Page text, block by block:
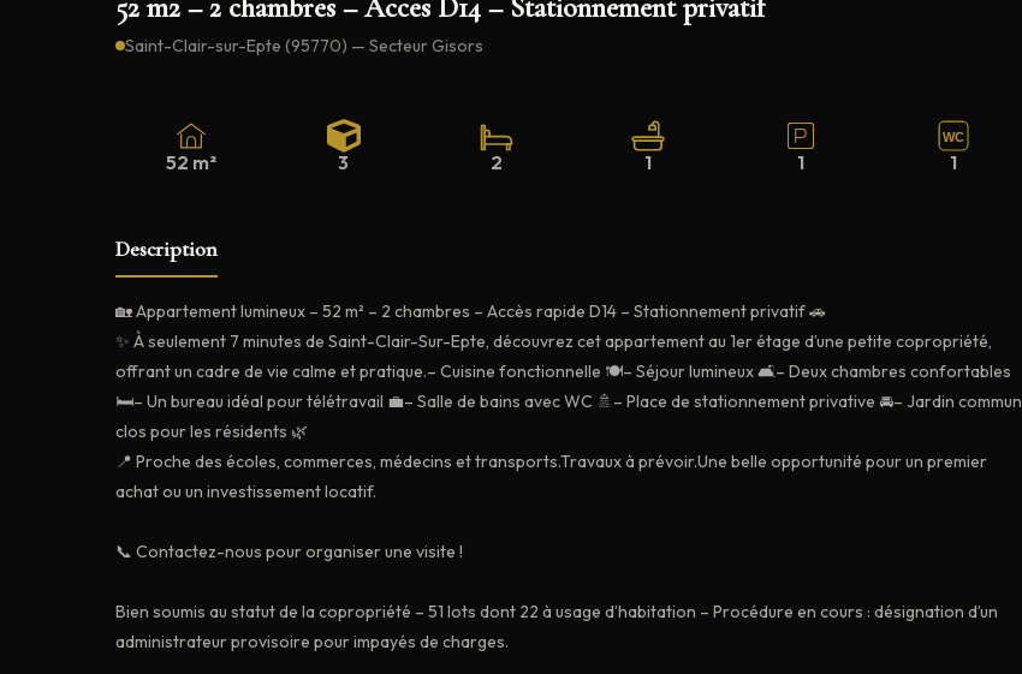
52 m2 – 2 chambres – Acces D14 – Stationnement privatif
Saint-Clair-sur-Epte (95770) — Secteur Gisors
52 m² 3 2 1 1
WC
1
Description
🏡 Appartement lumineux – 52 m² – 2 chambres – Accès rapide D14 – Stationnement privatif 🚗
✨ À seulement 7 minutes de Saint-Clair-Sur-Epte, découvrez cet appartement au 1er étage d’une petite copropriété,
offrant un cadre de vie calme et pratique.– Cuisine fonctionnelle 🍽️– Séjour lumineux 🛋️– Deux chambres confortables
🛏️– Un bureau idéal pour télétravail 💼– Salle de bains avec WC 🚿– Place de stationnement privative 🚘– Jardin commun
clos pour les résidents 🌿
📍 Proche des écoles, commerces, médecins et transports.Travaux à prévoir.Une belle opportunité pour un premier
achat ou un investissement locatif.
📞 Contactez-nous pour organiser une visite !
Bien soumis au statut de la copropriété – 51 lots dont 22 à usage d’habitation – Procédure en cours : désignation d’un
administrateur provisoire pour impayés de charges.